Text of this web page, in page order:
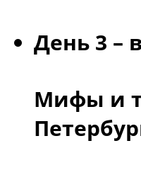
День 3 –
Мифы и